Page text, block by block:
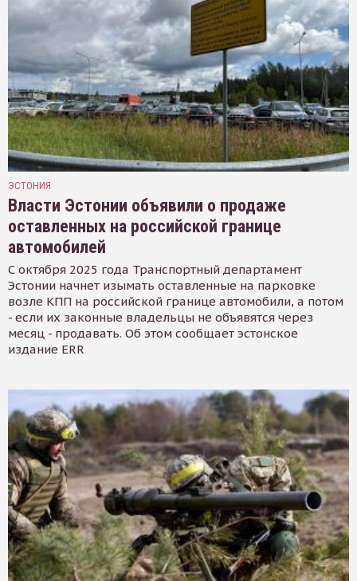
ЭСТОНИЯ
Власти Эстонии объявили о продаже
оставленных на российской границе
автомобилей
С октября 2025 года Транспортный департамент
Эстонии начнет изымать оставленные на парковке
возле КПП на российской границе автомобили, а потом
- если их законные владельцы не объявятся через
месяц - продавать. Об этом сообщает эстонское
издание ERR